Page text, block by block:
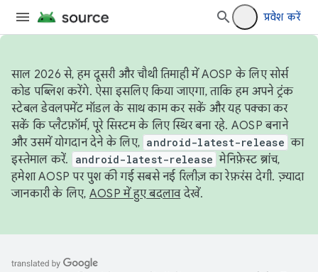
प्रवेश करें
साल 2026 से, हम दूसरी और चौथी तिमाही में AOSP के लिए सोर्स
कोड पब्लिश करेंगे. ऐसा इसलिए किया जाएगा, ताकि हम अपने ट्रंक
स्टेबल डेवलपमेंट मॉडल के साथ काम कर सकें और यह पक्का कर
सकें कि प्लैटफ़ॉर्म, पूरे सिस्टम के लिए स्थिर बना रहे. AOSP बनाने
और उसमें योगदान देने के लिए, android-latest-release का
इस्तेमाल करें.
android-latest-release मेनिफ़ेस्ट ब्रांच,
हमेशा AOSP पर पुश की गई सबसे नई रिलीज़ का रेफ़रंस देगी. ज़्यादा
जानकारी के लिए, AOSP में हुए बदलावदेखें.